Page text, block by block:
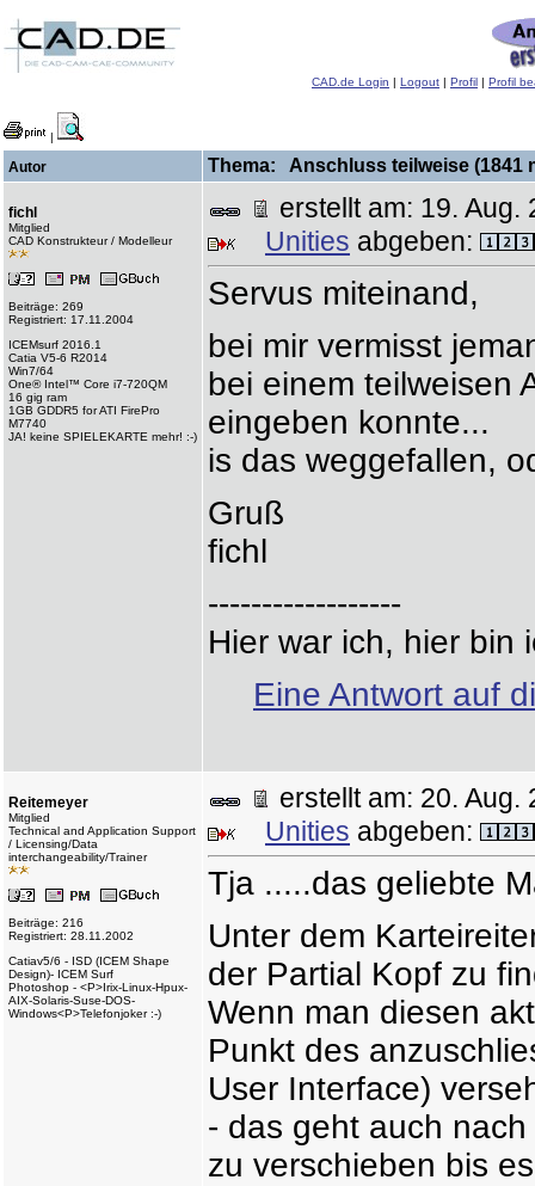
CAD.de Login | Logout | Profil | Profil
|
Autor Thema: Anschluss teilweise (1841
fichl
Mitglied
CAD Konstrukteur / Modelleur
Beiträge: 269
Registriert: 17.11.2004
ICEMsurf 2016.1
Catia V5-6 R2014
Win7/64
One® Intel™ Core i7-720QM
16 gig ram
1GB GDDR5 for ATI FirePro
M7740
JA! keine SPIELEKARTE mehr! :-)
erstellt am: 19.
Unities abgeben:
Servus miteinand,
bei mir vermisst
bei einem teilweisen
eingeben konnte...
is das weggefallen,
Gruß
fichl
------------------
Hier war ich, hier bin
Eine Antwort auf
Reitemeyer
Mitglied
Technical and Application Support
/ Licensing/Data
interchangeability/Trainer
Beiträge: 216
Registriert: 28.11.2002
Catiav5/6 - ISD (ICEM Shape
Design)- ICEM Surf
Photoshop - <P>Irix-Linux-Hpux-
AIX-Solaris-Suse-DOS-
Windows<P>Telefonjoker :-)
erstellt am: 20.
Unities abgeben:
Tja .....das geliebte
Unter dem
der Partial Kopf zu
Wenn man diesen
Punkt des
User Interface)
- das geht auch
zu verschieben bis